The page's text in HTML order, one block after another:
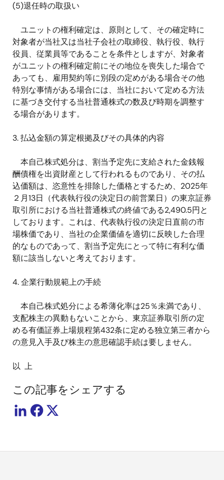
(5)退任時の取扱い
ユニットの権利確定は、原則として、その確定時に
対象者が当社又は当社子会社の取締役、執行役、執行
役員、従業員等であることを条件としますが、対象者
がユニットの権利確定前にその地位を喪失した場合で
あっても、雇用契約等に別段の定めがある場合その他
特別な事情がある場合には、当社において定める方法
に基づき交付する当社普通株式の数及び時期を調整す
る場合があります。
3.払込金額の算定根拠及びその具体的内容
本自己株式処分は、割当予定先に支給された金銭報
酬債権を出資財産として行われるものであり、その払
込価額は、恣意性を排除した価格とするため、 2025年
２月13日（代表執行役の決定日の前営業日）の東京証券
取引所における当社普通株式の終値である2,490.5円と
しております。これは、代表執行役の決定日直前の市
場株価であり、当社の企業価値を適切に反映した合理
的なものであって、割当予定先にとって特に有利な価
額に該当しないと考えております。
4.企業行動規範上の手続
本自己株式処分による希薄化率は25％未満であり、
支配株主の異動もないことから、東京証券取引所の定
める有価証券上場規程第432条に定める独立第三者から
の意見入手及び株主の意思確認手続は要しません。
以 上
この記事をシェアする